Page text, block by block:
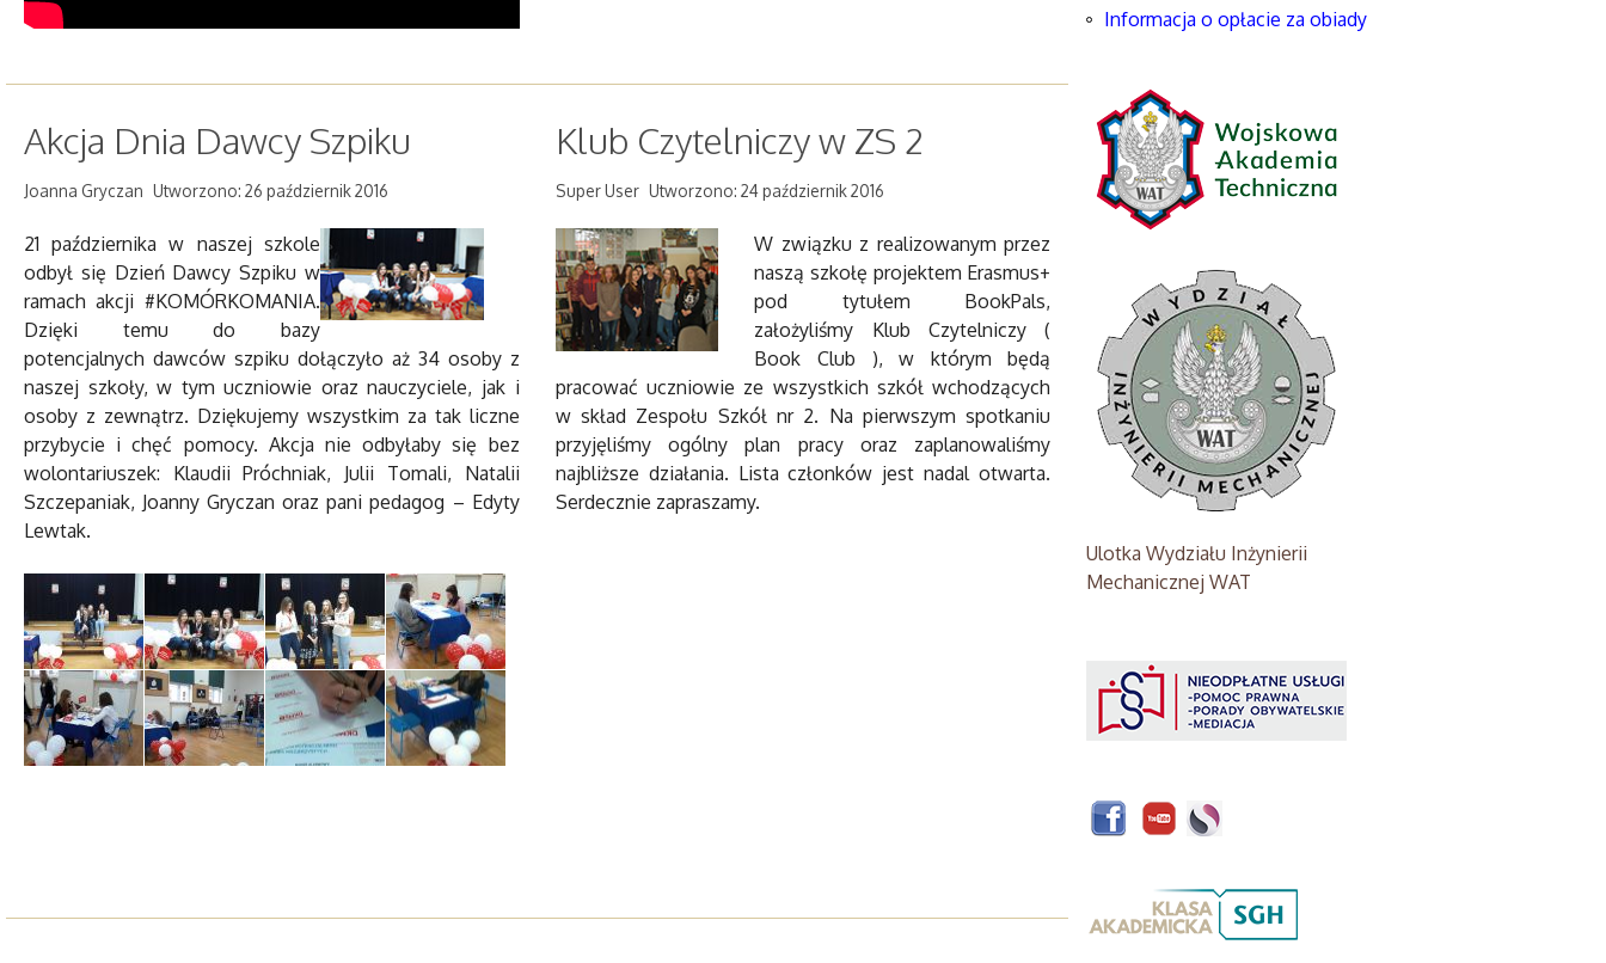
Akcja Dnia Dawcy Szpiku
Joanna Gryczan Utworzono: 26 październik 2016
21 października w naszej szkole
odbył się Dzień Dawcy Szpiku w
ramach akcji #KOMÓRKOMANIA.
Dzięki temu do bazy
potencjalnych dawców szpiku dołączyło aż 34 osoby z
naszej szkoły, w tym uczniowie oraz nauczyciele, jak i
osoby z zewnątrz. Dziękujemy wszystkim za tak liczne
przybycie i chęć pomocy. Akcja nie odbyłaby się bez
wolontariuszek: Klaudii Próchniak, Julii Tomali, Natalii
Szczepaniak, Joanny Gryczan oraz pani pedagog – Edyty
Lewtak.
Klub Czytelniczy w ZS 2
Super User Utworzono: 24 październik 2016
W związku z realizowanym przez
naszą szkołę projektem Erasmus+
pod tytułem BookPals,
założyliśmy Klub Czytelniczy (
Book Club ), w którym będą
pracować uczniowie ze wszystkich szkół wchodzących
w skład Zespołu Szkół nr 2. Na pierwszym spotkaniu
przyjęliśmy ogólny plan pracy oraz zaplanowaliśmy
najbliższe działania. Lista członków jest nadal otwarta.
Serdecznie zapraszamy.
Informacja o opłacie za obiady
Ulotka Wydziału Inżynierii
Mechanicznej WAT